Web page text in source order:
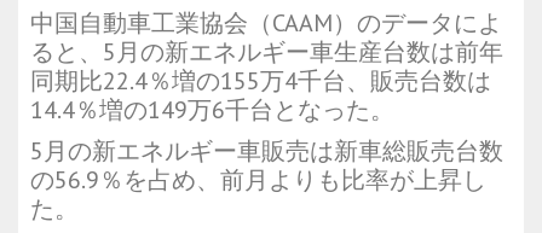
中国自動車工業協会（CAAM）のデータによ
ると、5月の新エネルギー車生産台数は前年
同期比22.4％増の155万4千台、販売台数は
14.4％増の149万6千台となった。
5月の新エネルギー車販売は新車総販売台数
の56.9％を占め、前月よりも比率が上昇し
た。